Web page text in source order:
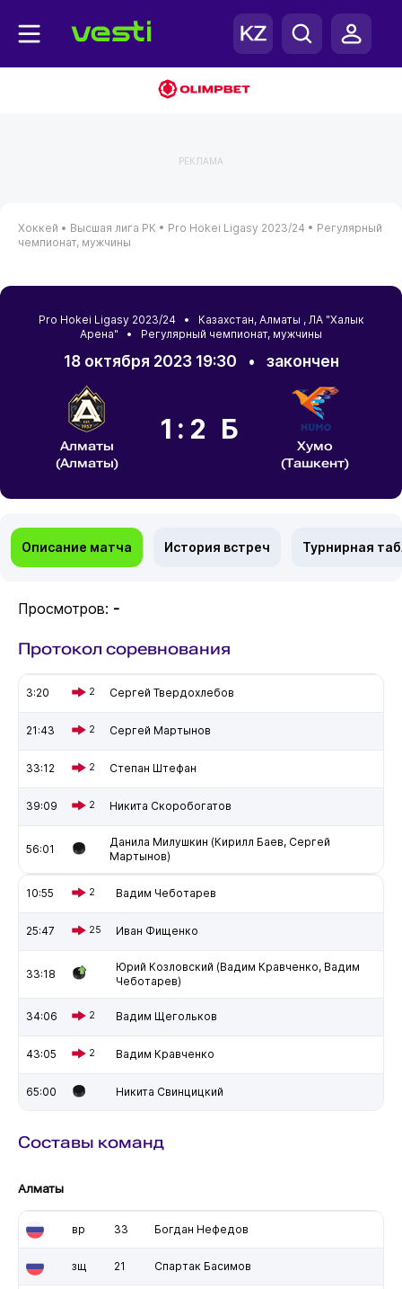
РЕКЛАМА
Хоккей • Высшая лига РК • Pro Hokei Ligasy 2023/24 • Регулярный
чемпионат, мужчины
Pro Hokei Ligasy 2023/24 • Казахстан, Алматы , ЛА "Халык
Арена" • Регулярный чемпионат, мужчины
18 октября 2023 19:30 • закончен
Алматы
(Алматы)
1:2 Б
Хумо
(Ташкент)
Описание матча История встреч Турнирная
Просмотров: -
Протокол соревнования
3:20 2 Сергей Твердохлебов
21:43 2 Сергей Мартынов
33:12 2 Степан Штефан
39:09 2 Никита Скоробогатов
56:01
Данила Милушкин (Кирилл Баев, Сергей
Мартынов)
10:55 2 Вадим Чеботарев
25:47 25 Иван Фищенко
33:18
Юрий Козловский (Вадим Кравченко, Вадим
Чеботарев)
34:06 2 Вадим Щегольков
43:05 2 Вадим Кравченко
65:00 Никита Свинцицкий
Составы команд
Алматы
вр 33 Богдан Нефедов
зщ 21 Спартак Басимов